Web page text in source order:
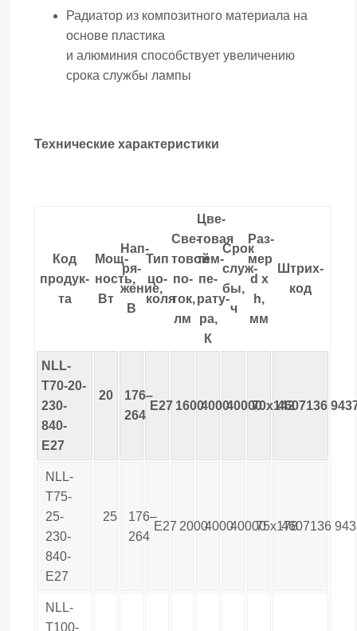
Радиатор из композитного материала на
основе пластика
и алюминия способствует увеличению
срока службы лампы
Технические характеристики
Код
про­дук­
та
Мощ­
ность,
Вт
Нап­
ря­
жение,
В
Тип
цо­
коля
Све­
товой
по­
ток,
лм
Цве­
товая
тем­
пе­
рату­
ра,
К
Срок
служ­
бы,
ч
Раз­
мер
d х
h,
мм
Штрих­
код
NLL-
T70-20-
230-
840-
E27
20
176–
264
E27 160040004000070x1424607136
NLL-
T75-
25-
230-
840-
E27
25
176–
264
E27 200040004000075x1784607136
NLL-
T100-